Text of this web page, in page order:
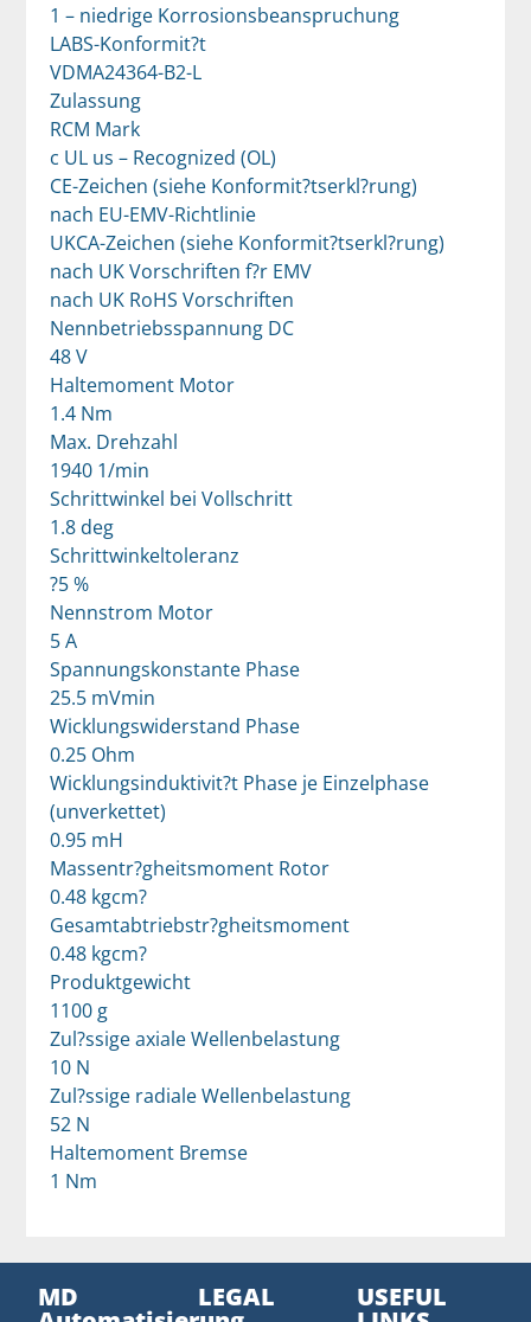
1 – niedrige Korrosionsbeanspruchung
LABS-Konformit?t
VDMA24364-B2-L
Zulassung
RCM Mark
c UL us – Recognized (OL)
CE-Zeichen (siehe Konformit?tserkl?rung)
nach EU-EMV-Richtlinie
UKCA-Zeichen (siehe Konformit?tserkl?rung)
nach UK Vorschriften f?r EMV
nach UK RoHS Vorschriften
Nennbetriebsspannung DC
48 V
Haltemoment Motor
1.4 Nm
Max. Drehzahl
1940 1/min
Schrittwinkel bei Vollschritt
1.8 deg
Schrittwinkeltoleranz
?5 %
Nennstrom Motor
5 A
Spannungskonstante Phase
25.5 mVmin
Wicklungswiderstand Phase
0.25 Ohm
Wicklungsinduktivit?t Phase je Einzelphase
(unverkettet)
0.95 mH
Massentr?gheitsmoment Rotor
0.48 kgcm?
Gesamtabtriebstr?gheitsmoment
0.48 kgcm?
Produktgewicht
1100 g
Zul?ssige axiale Wellenbelastung
10 N
Zul?ssige radiale Wellenbelastung
52 N
Haltemoment Bremse
1 Nm
MD LEGAL USEFUL